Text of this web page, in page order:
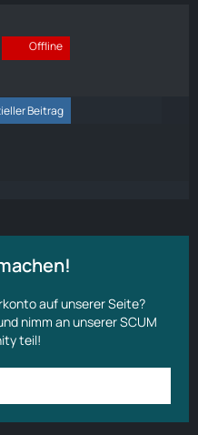
Offline
Beitrag
auf unserer Seite?
nimm an unserer SCUM
teil!